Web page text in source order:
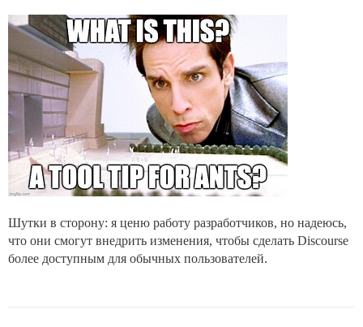
Шутки в сторону: я ценю работу разработчиков, но надеюсь,
что они смогут внедрить изменения, чтобы сделать Discourse
более доступным для обычных пользователей.